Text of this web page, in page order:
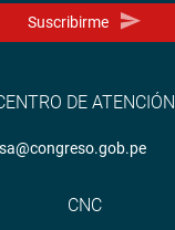
Suscribirme
DE ATENCIÓN
CNC